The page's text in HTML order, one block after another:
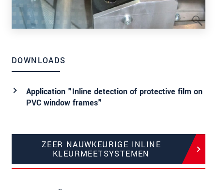
DOWNLOADS
Application "Inline detection of protective film on
PVC window frames"
ZEER NAUWKEURIGE INLINE
KLEURMEETSYSTEMEN